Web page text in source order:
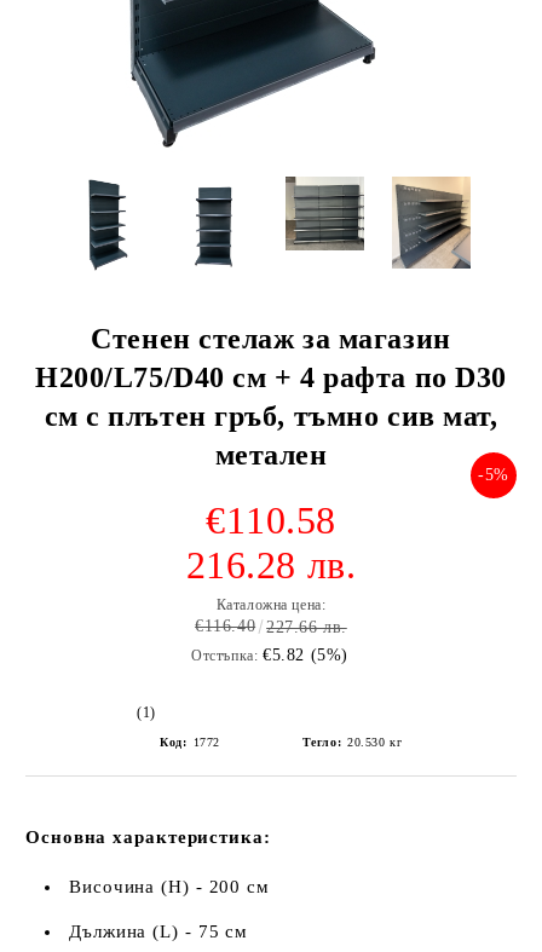
Стенен стелаж за магазин
Н200/L75/D40 см + 4 рафта по D30
см с плътен гръб, тъмно сив мат,
метален
-5%
€110.58
216.28 лв.
Каталожна цена:
€116.40 227.66 лв.
Отстъпка: €5.82 (5%)
(1)
Код: 1772 Тегло: 20.530 кг
Основна характеристика:
Височина (H) - 200 см
Дължина (L) - 75 см